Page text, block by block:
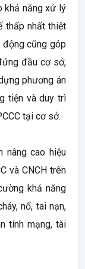
khả năng xử lý
thấp nhất thiệt
cũng góp
đầu cơ sở,
phương án
tiện và duy trì
tại cơ sở.
nâng cao hiệu
và CNCH trên
khả năng
nổ, tai nạn,
tính mạng, tài